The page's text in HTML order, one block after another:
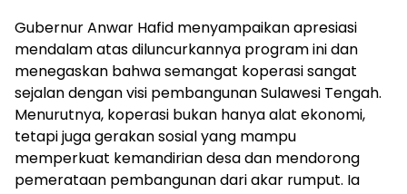
Gubernur Anwar Hafid menyampaikan apresiasi
mendalam atas diluncurkannya program ini dan
menegaskan bahwa semangat koperasi sangat
sejalan dengan visi pembangunan Sulawesi Tengah.
Menurutnya, koperasi bukan hanya alat ekonomi,
tetapi juga gerakan sosial yang mampu
memperkuat kemandirian desa dan mendorong
pemerataan pembangunan dari akar rumput. Ia